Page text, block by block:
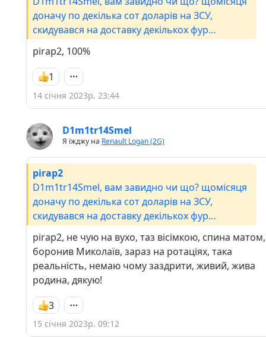
доначу по декілька сот доларів на ЗСУ,
скидувався на доставку декількох фур
місту для ГО, плачу податки, прихистив людей
з Києва безкоштовно. ви скажіть, коли вже з
втратою слуху в 60-70% будуть мобілізувати
(був списаний ще 20 років тому в школі). від
телефону, де я живу, тощо, тим паче туди
ходив. і взагалі, чому я маю перед кимось
виправдовуватися за ти чи інші дії? це як в
приказці: чому мій родич дожив до глибокої
старості - тому що він не пхав носа не в свої
справи..
pirap2, 100%
1
14 січня 2023р. 23:44
D1m1tr14Smel
Я їжджу на Renault Logan (2G)
pirap2
D1m1tr14Smel, вам завидно чи що? щомісяця
доначу по декілька сот доларів на ЗСУ,
скидувався на доставку декількох фур
броників, їжі, гуманітарку купляв і возив по
місту для ГО, плачу податки, прихистив людей
з Києва безкоштовно. ви скажіть, коли вже з
втратою слуху в 60-70% будуть мобілізувати
(був списаний ще 20 років тому в школі). від
військомату не бігаю, вони знають мій номер
телефону, де я живу, тощо, тим паче туди
ходив. і взагалі, чому я маю перед кимось
pirap2, не чую на вухо, таз вісімкою, спина матом,
боронив Миколаїв, зараз на ротаціях, така
реальність, немаю чому заздрити, живий, жива
родина, дякую!
3
15 січня 2023р. 09:12